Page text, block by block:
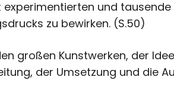
und tausende
zu bewirken. (S.50)
großen Kunstwerken, der
der Umsetzung und die